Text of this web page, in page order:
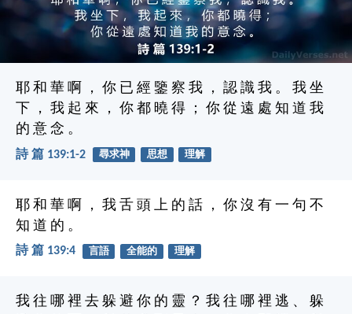
耶 和 華 啊 ， 你 已 經 鑒 察 我 ， 認 識 我 。 我 坐
下 ， 我 起 來 ， 你 都 曉 得 ； 你 從 遠 處 知 道 我
的 意 念 。
詩 篇 139:1-2 尋求神 思想 理解
耶 和 華 啊 ， 我 舌 頭 上 的 話 ， 你 沒 有 一 句 不
知 道 的 。
詩 篇 139:4 言語 全能的 理解
我 往 哪 裡 去 躲 避 你 的 靈 ？ 我 往 哪 裡 逃 、 躲